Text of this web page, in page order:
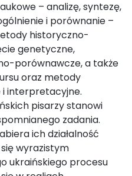
– analizę, syntezę,
i porównanie –
historyczno-
genetyczne,
porównawcze, a także
oraz metody
interpretacyjne.
pisarzy stanowi
zadania.
ich działalność
wyrazistym
ukraińskiego procesu